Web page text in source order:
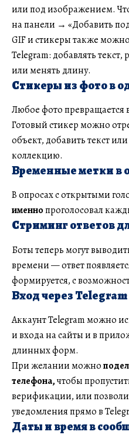
или под изображением.
на панели → «Добавить
GIF и стикеры также
Telegram: добавлять
или менять длину.
Стикеры из фото в
Любое фото превращается
Готовый стикер можно
объект, добавить текст
коллекцию.
Временные метки в
В опросах с открытыми
именнопроголосовал
Стриминг ответов
Боты теперь могут
времени — ответ
формируется, с
Вход через Telegram
Аккаунт Telegram можно
и входа на сайты и в
длинных форм.
При желании можно
телефона,чтобы
верификации, или
уведомления прямо в
Даты и время в